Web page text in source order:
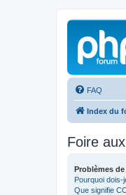
FAQ
Index du
Foire
Problèmes
Pourquoi dois-
Que signifie